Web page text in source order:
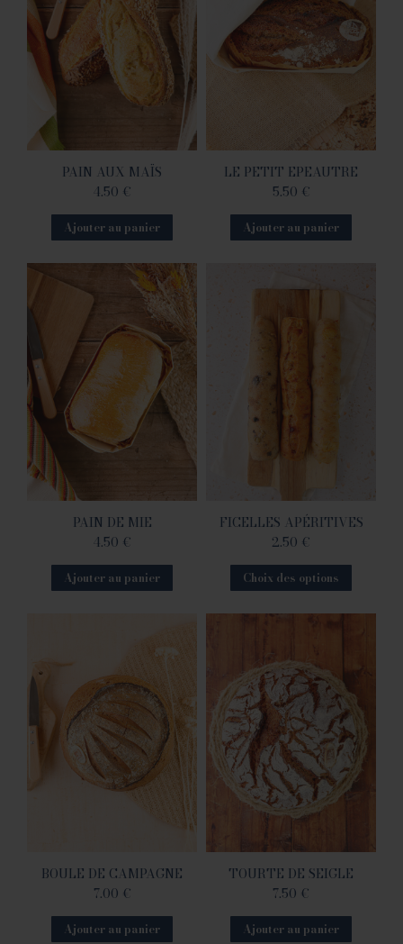
PAIN AUX MAÏS
4.50 €
Ajouter au panier
LE PETIT EPEAUTRE
5.50 €
Ajouter au panier
PAIN DE MIE
4.50 €
Ajouter au panier
FICELLES APÉRITIVES
2.50 €
Choix des options
BOULE DE CAMPAGNE
7.00 €
Ajouter au panier
TOURTE DE SEIGLE
7.50 €
Ajouter au panier